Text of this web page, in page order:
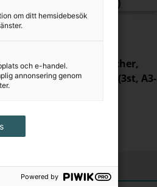
Robinaffischer,
ordklasser (3st, A3-
om ditt hemsidebesök
och e-handel.
annonsering genom
Powered by